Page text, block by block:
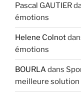
Pascal GAUTIER
émotions
Helene Colnot
émotions
BOURLAdans
meilleure solution